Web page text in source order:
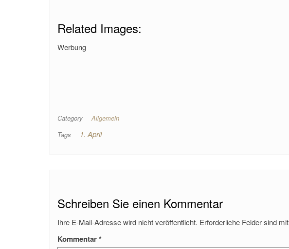
Related Images:
Werbung
Category
Allgemein
Tags
1. April
Schreiben Sie einen Kommentar
Ihre E-Mail-Adresse wird nicht veröffentlicht. Erforderliche Felder sind mit
Kommentar*